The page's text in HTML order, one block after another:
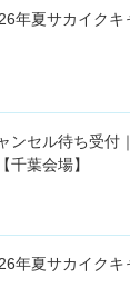
年夏サカイクキ
ンセル待ち受付
千葉会場】
年夏サカイクキ